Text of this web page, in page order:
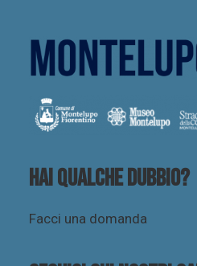
Hai qualche dubbio?
Facci una domanda